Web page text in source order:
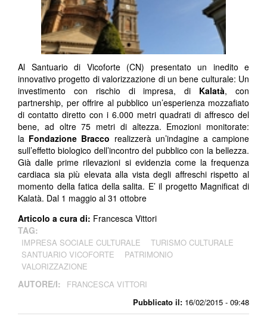
Pubblicato il: 16/02/2015 - 09:48
Al Santuario di Vicoforte (CN) presentato un inedito e
innovativo progetto di valorizzazione di un bene culturale: Un
investimento con rischio di impresa, di Kalatà, con
partnership, per offrire al pubblico un’esperienza mozzafiato
di contatto diretto con i 6.000 metri quadrati di affresco del
bene, ad oltre 75 metri di altezza. Emozioni monitorate:
la Fondazione Bracco realizzerà un’indagine a campione
sull’effetto biologico dell’incontro del pubblico con la bellezza.
Già dalle prime rilevazioni si evidenzia come la frequenza
cardiaca sia più elevata alla vista degli affreschi rispetto al
momento della fatica della salita. E’ il progetto Magnificat di
Kalatà. Dal 1 maggio al 31 ottobre
Articolo a cura di: Francesca Vittori
TAG:
IMPRESA SOCIALE CULTURALE
TURISMO CULTURALE
SANTUARIO VICOFORTE
PATRIMONIO
VALORIZZAZIONE
AUTORE/I: FRANCESCA VITTORI